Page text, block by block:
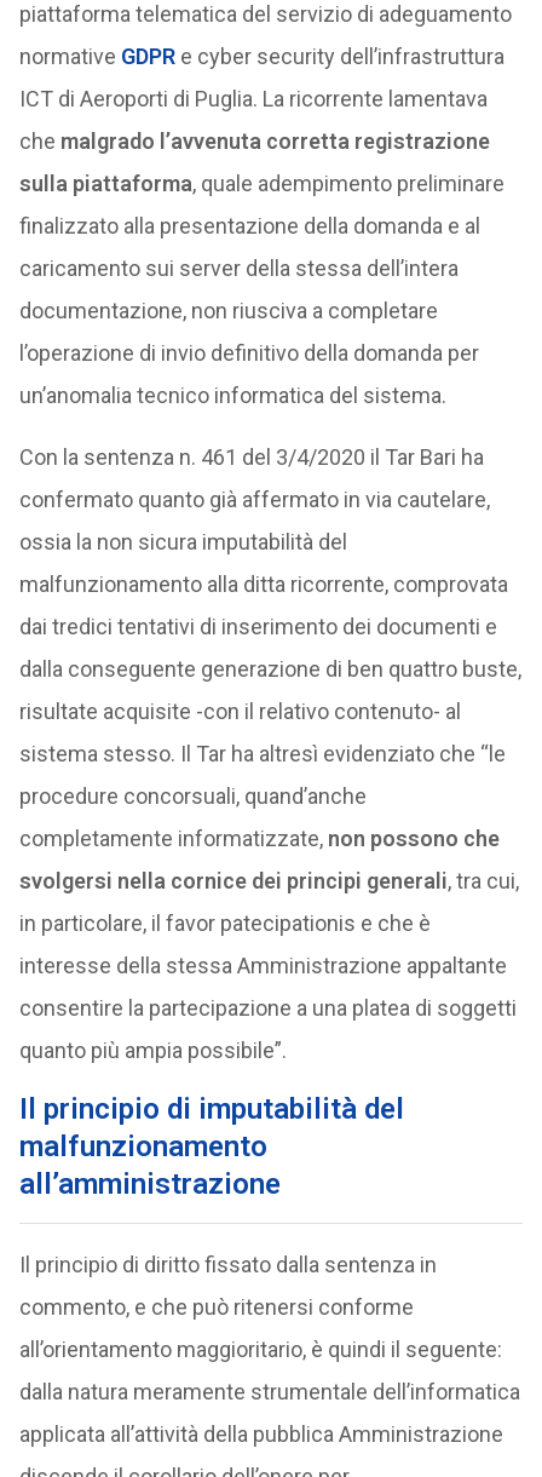
piattaforma telematica del servizio di adeguamento
normative GDPRe cyber security dell’infrastruttura
ICT di Aeroporti di Puglia. La ricorrente lamentava
che malgrado l’avvenuta corretta registrazione
sulla piattaforma, quale adempimento preliminare
finalizzato alla presentazione della domanda e al
caricamento sui server della stessa dell’intera
documentazione, non riusciva a completare
l’operazione di invio definitivo della domanda per
un’anomalia tecnico informatica del sistema.
Con la sentenza n. 461 del 3/4/2020 il Tar Bari ha
confermato quanto già affermato in via cautelare,
ossia la non sicura imputabilità del
malfunzionamento alla ditta ricorrente, comprovata
dai tredici tentativi di inserimento dei documenti e
dalla conseguente generazione di ben quattro buste,
risultate acquisite -con il relativo contenuto- al
sistema stesso. Il Tar ha altresì evidenziato che “le
procedure concorsuali, quand’anche
completamente informatizzate, non possono che
svolgersi nella cornice dei principi generali, tra cui,
in particolare, il favor patecipationis e che è
interesse della stessa Amministrazione appaltante
consentire la partecipazione a una platea di soggetti
quanto più ampia possibile”.
Il principio di imputabilità del
malfunzionamento
all’amministrazione
Il principio di diritto fissato dalla sentenza in
commento, e che può ritenersi conforme
all’orientamento maggioritario, è quindi il seguente:
dalla natura meramente strumentale dell’informatica
applicata all’attività della pubblica Amministrazione